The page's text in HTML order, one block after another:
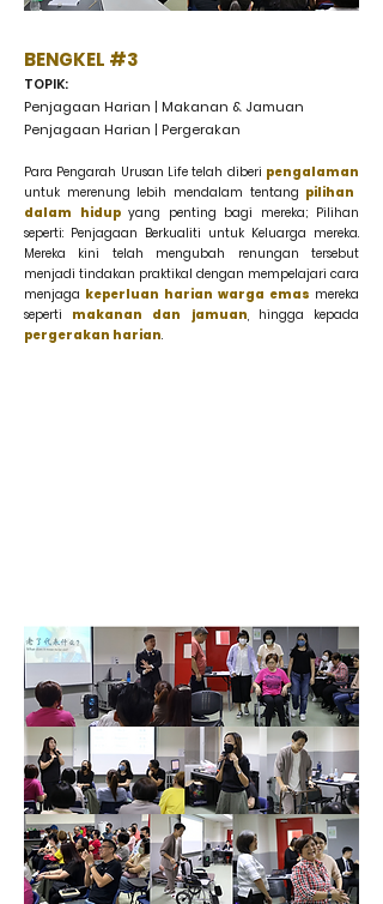
BENGKEL #3
TOPIK:
Penjagaan Harian | Makanan & Jamuan
Penjagaan Harian | Pergerakan
Para Pengarah Urusan Life telah diberi pengalaman
untuk merenung lebih mendalam tentang pilihan
dalam hidupyang penting bagi mereka; Pilihan
seperti: Penjagaan Berkualiti untuk Keluarga mereka.
Mereka kini telah mengubah renungan tersebut
menjadi tindakan praktikal dengan mempelajari cara
menjaga keperluan harian warga emas mereka
seperti makanan dan jamuan, hingga kepada
pergerakan harian.